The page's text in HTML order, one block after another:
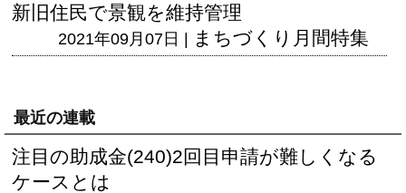
新旧住民で景観を維持管理
2021年09月07日 | まちづくり月間特集
最近の連載
注目の助成金(240)2回目申請が難しくなる
ケースとは